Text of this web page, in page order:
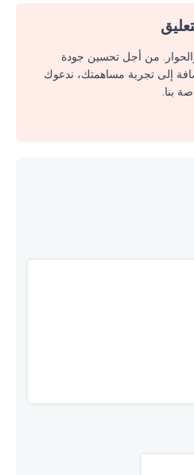
من أجل تحسين جودة
إلى تجربة مساهمتك، ندعوك
بنا.